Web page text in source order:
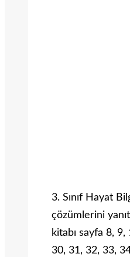
3. Sınıf Hayat
çözümlerini
kitabı sayfa 8,
30, 31, 32, 33,